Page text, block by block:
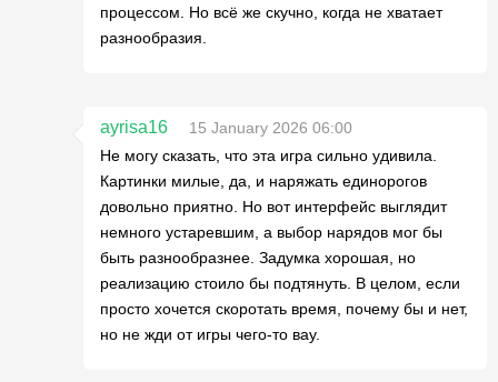
процессом. Но всё же скучно, когда не хватает
разнообразия.
ayrisa16
15 January 2026 06:00
Не могу сказать, что эта игра сильно удивила.
Картинки милые, да, и наряжать единорогов
довольно приятно. Но вот интерфейс выглядит
немного устаревшим, а выбор нарядов мог бы
быть разнообразнее. Задумка хорошая, но
реализацию стоило бы подтянуть. В целом, если
просто хочется скоротать время, почему бы и нет,
но не жди от игры чего-то вау.